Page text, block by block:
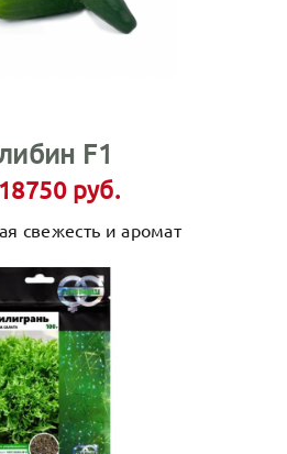
F1
руб.
свежесть и аромат